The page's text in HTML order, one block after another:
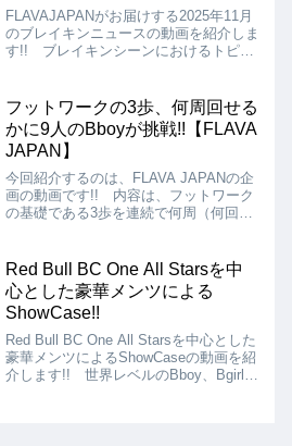
FLAVAJAPANがお届けする2025年11月
のブレイキンニュースの動画を紹介しま
す!! ブレイキンシーンにおけるトピッ
ンス界の主要な出来事がわかるようにな
るのではないでしょうか!!
フットワークの3歩、何周回せる
かに9人のBboyが挑戦!!【FLAVA
JAPAN】
今回紹介するのは、FLAVA JAPANの企
画の動画です!! 内容は、フットワーク
の基礎である3歩を連続で何周（何回）
（回）で勝利となりました!!
Red Bull BC One All Starsを中
心とした豪華メンツによる
ShowCase!!
Red Bull BC One All Starsを中心とした
豪華メンツによるShowCaseの動画を紹
介します!! 世界レベルのBboy、Bgirlだ